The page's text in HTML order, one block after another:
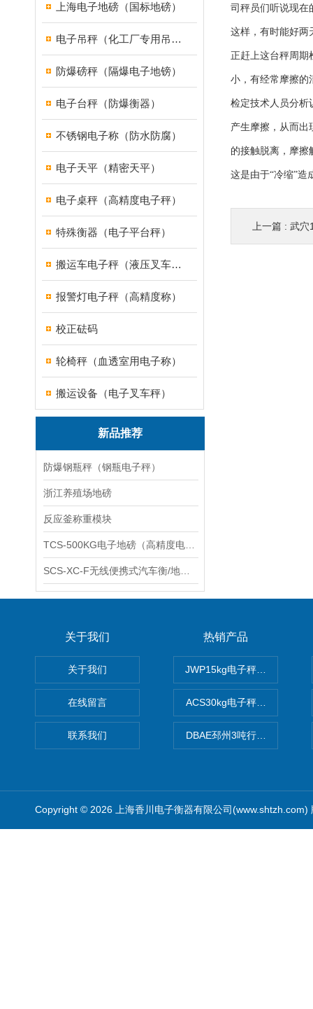
上海电子地磅（国标地磅）
电子吊秤（化工厂专用吊秤）
防爆磅秤（隔爆电子地镑）
电子台秤（防爆衡器）
不锈钢电子称（防水防腐）
电子天平（精密天平）
电子桌秤（高精度电子秤）
特殊衡器（电子平台秤）
搬运车电子秤（液压叉车电子称）
报警灯电子秤（高精度称）
校正砝码
轮椅秤（血透室用电子称）
搬运设备（电子叉车秤）
新品推荐
防爆钢瓶秤（钢瓶电子秤）
浙江养殖场地磅
反应釜称重模块
司秤员们听说现在
这样，有时能好两
正赶上这台秤周期
小，有经常摩擦的
检定技术人员分析
产生摩擦，从而出
的接触脱离，摩擦
这是由于“冷缩”造
上一篇 : 武穴
关于我们
关于我们
在线留言
联系我们
热销产品
JWP15kg电子秤价格,15公
ACS30kg电子秤价格,30公
DBAE邳州3吨行车电子吊秤
Copyright © 2026 上海香川电子衡器有限公司(www.shtzh.com)